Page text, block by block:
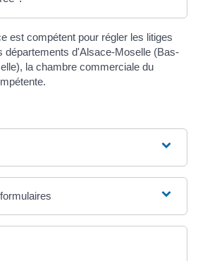
est compétent pour régler les litiges
départements d'Alsace-Moselle (Bas-
la chambre commerciale du